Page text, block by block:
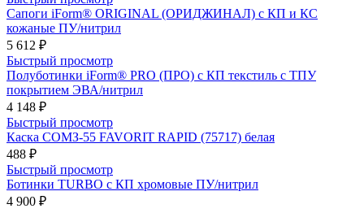
Сапоги iForm® ORIGINAL (ОРИДЖИНАЛ) с КП и КС
кожаные ПУ/нитрил
5 612 ₽
Быстрый просмотр
Полуботинки iForm® PRO (ПРО) с КП текстиль с ТПУ
покрытием ЭВА/нитрил
4 148 ₽
Быстрый просмотр
Каска СОМЗ-55 FAVORIT RAPID (75717) белая
488 ₽
Быстрый просмотр
Ботинки TURBO с КП хромовые ПУ/нитрил
4 900 ₽